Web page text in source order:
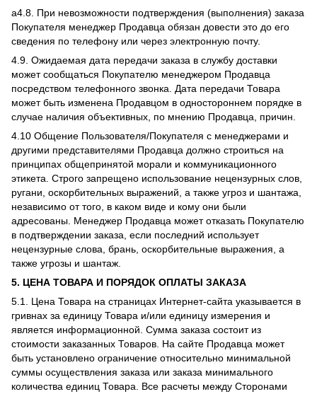
а4.8. При невозможности подтверждения (выполнения) заказа
Покупателя менеджер Продавца обязан довести это до его
сведения по телефону или через электронную почту.
4.9. Ожидаемая дата передачи заказа в службу доставки
может сообщаться Покупателю менеджером Продавца
посредством телефонного звонка. Дата передачи Товара
может быть изменена Продавцом в одностороннем порядке в
случае наличия объективных, по мнению Продавца, причин.
4.10 Общение Пользователя/Покупателя с менеджерами и
другими представителями Продавца должно строиться на
принципах общепринятой морали и коммуникационного
этикета. Строго запрещено использование нецензурных слов,
ругани, оскорбительных выражений, а также угроз и шантажа,
независимо от того, в каком виде и кому они были
адресованы. Менеджер Продавца может отказать Покупателю
в подтверждении заказа, если последний использует
нецензурные слова, брань, оскорбительные выражения, а
также угрозы и шантаж.
5. ЦЕНА ТОВАРА И ПОРЯДОК ОПЛАТЫ ЗАКАЗА
5.1. Цена Товара на страницах Интернет-сайта указывается в
гривнах за единицу Товара и/или единицу измерения и
является информационной. Сумма заказа состоит из
стоимости заказанных Товаров. На сайте Продавца может
быть установлено ограничение относительно минимальной
суммы осуществления заказа или заказа минимального
количества единиц Товара. Все расчеты между Сторонами